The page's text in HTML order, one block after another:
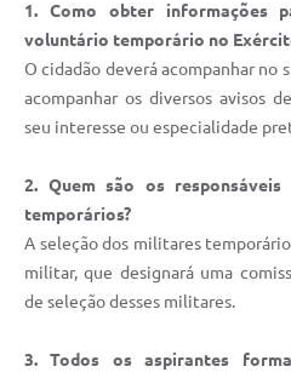
1. Como obter informações
voluntário temporário no
O cidadão deverá acompanhar no
acompanhar os diversos avisos
seu interesse ou especialidade
2. Quem são os
temporários?
A seleção dos militares
militar, que designará uma
de seleção desses militares.
3. Todos os aspirantes